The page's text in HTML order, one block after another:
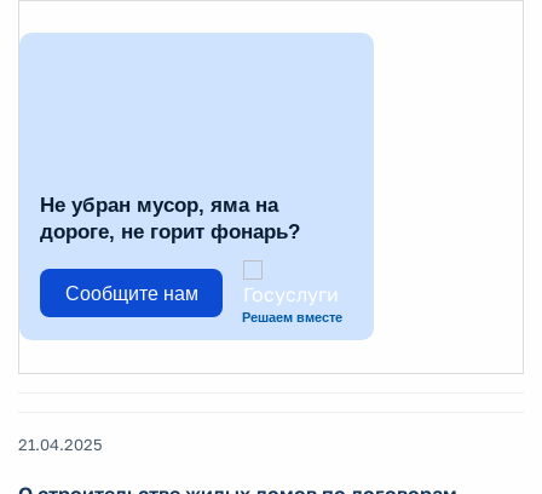
Не убран мусор, яма на
дороге, не горит фонарь?
Сообщите нам
Решаем вместе
21.04.2025